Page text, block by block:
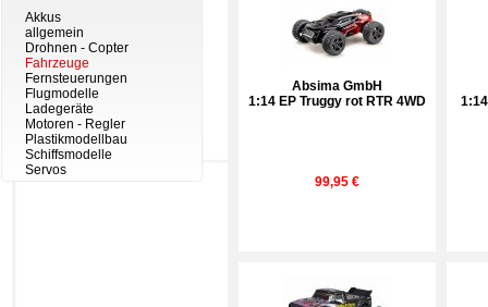
Akkus
allgemein
Drohnen - Copter
Fahrzeuge
Fernsteuerungen
Flugmodelle
Ladegeräte
Motoren - Regler
Plastikmodellbau
Schiffsmodelle
Servos
Absima GmbH
1:14 EP Truggy rot RTR 4WD
99,95 €